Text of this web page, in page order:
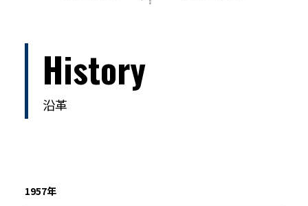
History
沿革
1957年